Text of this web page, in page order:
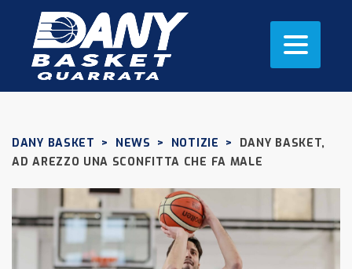
DANY BASKET > NEWS > NOTIZIE >
DANY BASKET,
AD AREZZO UNA SCONFITTA CHE FA MALE